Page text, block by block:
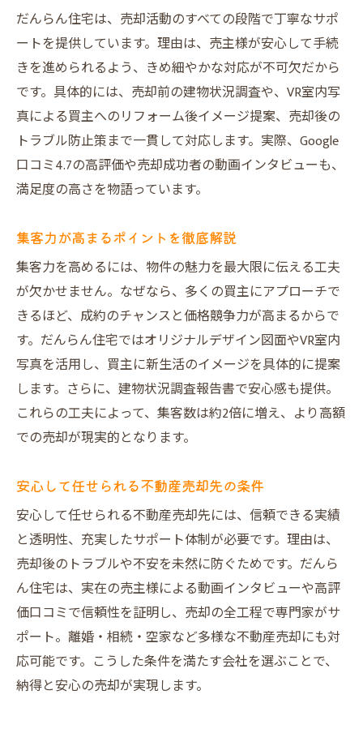
だんらん住宅は、売却活動のすべての段階で丁寧なサポ
ートを提供しています。理由は、売主様が安心して手続
きを進められるよう、きめ細やかな対応が不可欠だから
です。具体的には、売却前の建物状況調査や、VR室内写
真による買主へのリフォーム後イメージ提案、売却後の
トラブル防止策まで一貫して対応します。実際、Google
口コミ4.7の高評価や売却成功者の動画インタビューも、
満足度の高さを物語っています。
集客力が高まるポイントを徹底解説
集客力を高めるには、物件の魅力を最大限に伝える工夫
が欠かせません。なぜなら、多くの買主にアプローチで
きるほど、成約のチャンスと価格競争力が高まるからで
す。だんらん住宅ではオリジナルデザイン図面やVR室内
写真を活用し、買主に新生活のイメージを具体的に提案
します。さらに、建物状況調査報告書で安心感も提供。
これらの工夫によって、集客数は約2倍に増え、より高額
での売却が現実的となります。
安心して任せられる不動産売却先の条件
安心して任せられる不動産売却先には、信頼できる実績
と透明性、充実したサポート体制が必要です。理由は、
売却後のトラブルや不安を未然に防ぐためです。だんら
ん住宅は、実在の売主様による動画インタビューや高評
価口コミで信頼性を証明し、売却の全工程で専門家がサ
ポート。離婚・相続・空家など多様な不動産売却にも対
応可能です。こうした条件を満たす会社を選ぶことで、
納得と安心の売却が実現します。